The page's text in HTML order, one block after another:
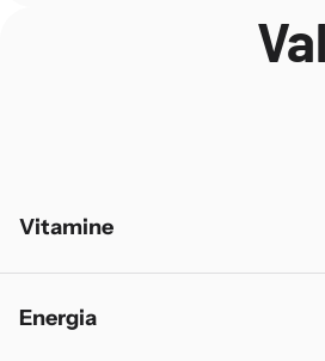
Energia
Vitamine